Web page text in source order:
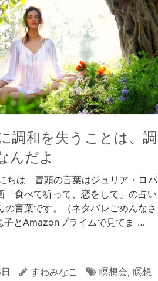
調和を失うことは、調
んだよ
ちは 冒頭の言葉はジュリア・ロバ
「食べて祈って、恋をして」の占い
の言葉です。（ネタバレごめんなさ
子とAmazonプライムで見てま …
すわみなこ 瞑想会,瞑想